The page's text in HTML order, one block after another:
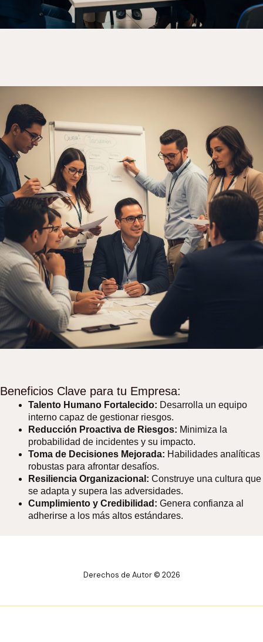
Beneficios Clave para tu Empresa:
Talento Humano Fortalecido: Desarrolla un equipo
interno capaz de gestionar riesgos.
Reducción Proactiva de Riesgos: Minimiza la
probabilidad de incidentes y su impacto.
Toma de Decisiones Mejorada: Habilidades analíticas
robustas para afrontar desafíos.
Resiliencia Organizacional: Construye una cultura que
se adapta y supera las adversidades.
Cumplimiento y Credibilidad: Genera confianza al
adherirse a los más altos estándares.
Derechos de Autor © 2026